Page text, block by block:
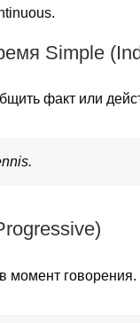
Simple
факт или
момент говорения.